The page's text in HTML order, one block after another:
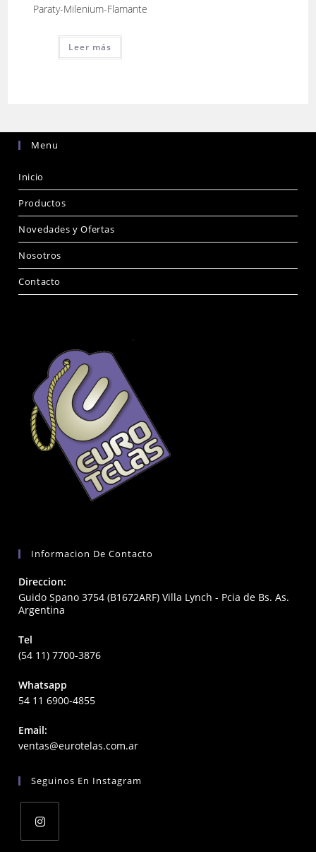
Paraty-Milenium-Flamante
Leer más
Menu
Inicio
Productos
Novedades y Ofertas
Nosotros
Contacto
Informacion De Contacto
Direccion:
Guido Spano 3754 (B1672ARF) Villa Lynch - Pcia de Bs. As.
Argentina
Tel
(54 11) 7700-3876
Whatsapp
54 11 6900-4855
Email:
ventas@eurotelas.com.arOpens
application
Seguinos En Instagram